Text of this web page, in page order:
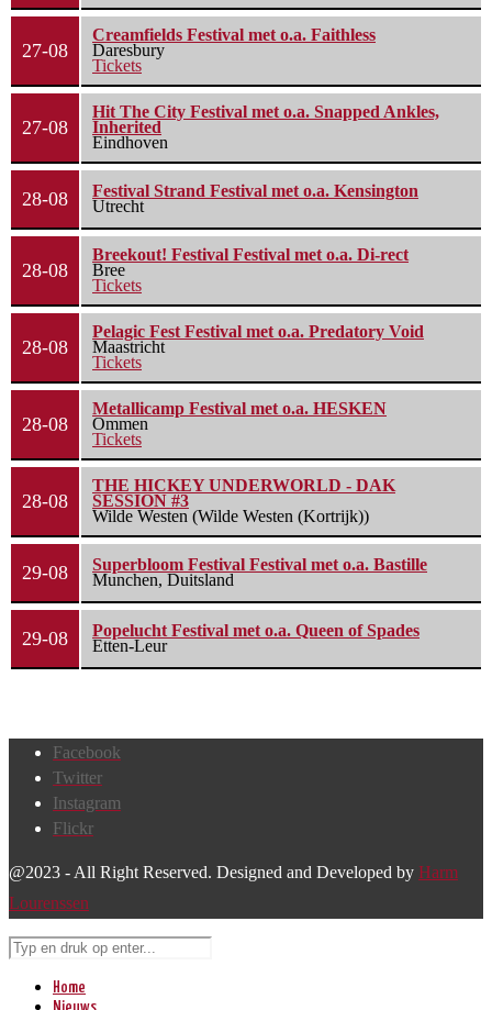
27-08
Creamfields Festival met o.a. Faithless
Daresbury
Tickets
27-08
Hit The City Festival met o.a. Snapped Ankles,
Inherited
Eindhoven
28-08
Festival Strand Festival met o.a. Kensington
Utrecht
28-08
Breekout! Festival Festival met o.a. Di-rect
Bree
Tickets
28-08
Pelagic Fest Festival met o.a. Predatory Void
Maastricht
Tickets
28-08
Metallicamp Festival met o.a. HESKEN
Ommen
Tickets
28-08
THE HICKEY UNDERWORLD - DAK
SESSION #3
Wilde Westen (Wilde Westen (Kortrijk))
29-08
Superbloom Festival Festival met o.a. Bastille
Munchen, Duitsland
29-08
Popelucht Festival met o.a. Queen of Spades
Etten-Leur
Facebook
Twitter
Instagram
Flickr
@2023 - All Right Reserved. Designed and Developed by Harm
Lourenssen
Home